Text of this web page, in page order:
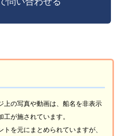
上の写真や動画は、船名を非表示
が施されています。
を元にまとめられていますが、